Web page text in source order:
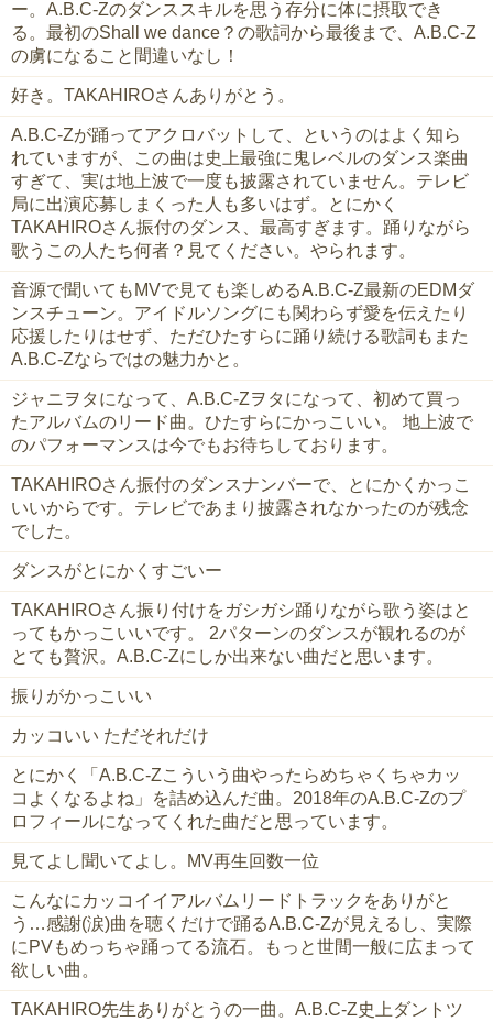
ー。A.B.C-Zのダンススキルを思う存分に体に摂取でき
る。最初のShall we dance？の歌詞から最後まで、A.B.C-Z
の虜になること間違いなし！
好き。TAKAHIROさんありがとう。
A.B.C-Zが踊ってアクロバットして、というのはよく知ら
れていますが、この曲は史上最強に鬼レベルのダンス楽曲
すぎて、実は地上波で一度も披露されていません。テレビ
局に出演応募しまくった人も多いはず。とにかく
TAKAHIROさん振付のダンス、最高すぎます。踊りながら
歌うこの人たち何者？見てください。やられます。
音源で聞いてもMVで見ても楽しめるA.B.C-Z最新のEDMダ
ンスチューン。アイドルソングにも関わらず愛を伝えたり
応援したりはせず、ただひたすらに踊り続ける歌詞もまた
A.B.C-Zならではの魅力かと。
ジャニヲタになって、A.B.C-Zヲタになって、初めて買っ
たアルバムのリード曲。ひたすらにかっこいい。 地上波で
のパフォーマンスは今でもお待ちしております。
TAKAHIROさん振付のダンスナンバーで、とにかくかっこ
いいからです。テレビであまり披露されなかったのが残念
でした。
ダンスがとにかくすごいー
TAKAHIROさん振り付けをガシガシ踊りながら歌う姿はと
ってもかっこいいです。 2パターンのダンスが観れるのが
とても贅沢。A.B.C-Zにしか出来ない曲だと思います。
振りがかっこいい
カッコいい ただそれだけ
とにかく「A.B.C-Zこういう曲やったらめちゃくちゃカッ
コよくなるよね」を詰め込んだ曲。2018年のA.B.C-Zのプ
ロフィールになってくれた曲だと思っています。
見てよし聞いてよし。MV再生回数一位
こんなにカッコイイアルバムリードトラックをありがと
う…感謝(涙)曲を聴くだけで踊るA.B.C-Zが見えるし、実際
にPVもめっちゃ踊ってる流石。もっと世間一般に広まって
欲しい曲。
TAKAHIRO先生ありがとうの一曲。A.B.C-Z史上ダントツ